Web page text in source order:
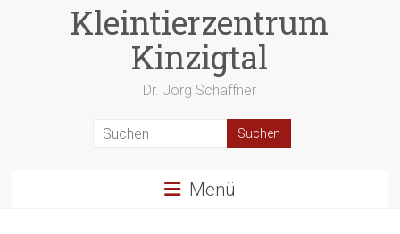
Kleintierzentrum
Kinzigtal
Dr. Jörg Schäffner
Menü